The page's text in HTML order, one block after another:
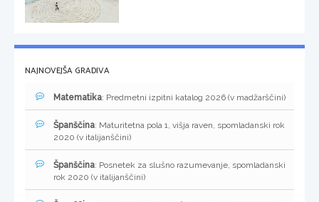
NAJNOVEJŠA GRADIVA
Matematika: Predmetni izpitni katalog 2026 (v madžarščini)
Španščina: Maturitetna pola 1, višja raven, spomladanski rok
2020 (v italijanščini)
Španščina: Posnetek za slušno razumevanje, spomladanski
rok 2020 (v italijanščini)